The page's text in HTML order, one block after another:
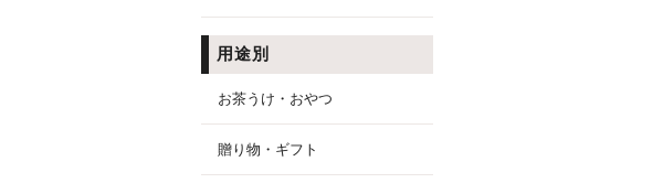
用途別
お茶うけ・おやつ
贈り物・ギフト